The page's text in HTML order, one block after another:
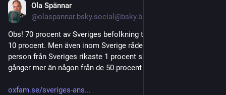
Ola Spännar
@olaspannar.bsky.social@bsky.brid.gy
Obs! 70 procent av Sveriges befolkning tillhör världens rikaste
10 procent. Men även inom Sverige råder ojämlikhet, en
person från Sveriges rikaste 1 procent släpper ut nästan 10
gånger mer än någon från de 50 procent med lägst inkomst
oxfam.se/sveriges-ans...